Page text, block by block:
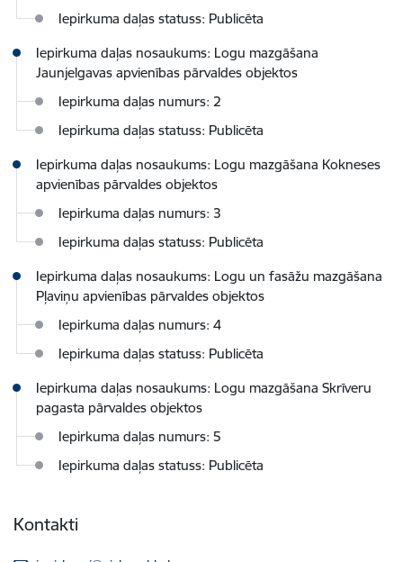
Iepirkuma daļas statuss: Publicēta
Iepirkuma daļas nosaukums: Logu mazgāšana
Jaunjelgavas apvienības pārvaldes objektos
Iepirkuma daļas numurs: 2
Iepirkuma daļas statuss: Publicēta
Iepirkuma daļas nosaukums: Logu mazgāšana Kokneses
apvienības pārvaldes objektos
Iepirkuma daļas numurs: 3
Iepirkuma daļas statuss: Publicēta
Iepirkuma daļas nosaukums: Logu un fasāžu mazgāšana
Pļaviņu apvienības pārvaldes objektos
Iepirkuma daļas numurs: 4
Iepirkuma daļas statuss: Publicēta
Iepirkuma daļas nosaukums: Logu mazgāšana Skrīveru
pagasta pārvaldes objektos
Iepirkuma daļas numurs: 5
Iepirkuma daļas statuss: Publicēta
Kontakti